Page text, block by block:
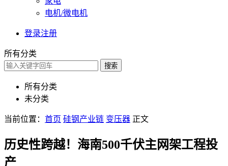
电机/微电机
登录注册
所有分类
搜索
所有分类
未分类
当前位置： 首页 硅钢产业链 变压器 正文
历史性跨越！海南500千伏主网架工程投
产